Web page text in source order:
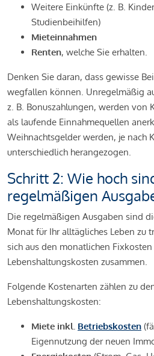
Weitere Einkünfte (z. B.
Studienbeihilfen)
Mieteinnahmen
Renten, welche Sie erhalten.
Denken Sie daran, dass gewisse
wegfallen können. Unregelmäßig
z. B. Bonuszahlungen, werden von
als laufende Einnahmequellen
Weihnachtsgelder werden, je nach
unterschiedlich herangezogen.
Schritt 2: Wie hoch
regelmäßigen
Die regelmäßigen Ausgaben sind
Monat für Ihr alltägliches Leben zu
sich aus den monatlichen
Lebenshaltungskosten zusammen.
Folgende Kostenarten zählen zu
Lebenshaltungskosten:
Miete inkl. Betriebskosten
Eigennutzung der neuen